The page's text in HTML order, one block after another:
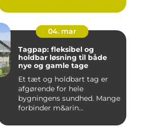
04. mar
Tagpap: fleksibel og
holdbar løsning til både
nye og gamle tage
Et tæt og holdbart tag er
afgørende for hele
bygningens sundhed. Mange
forbinder m&arin...